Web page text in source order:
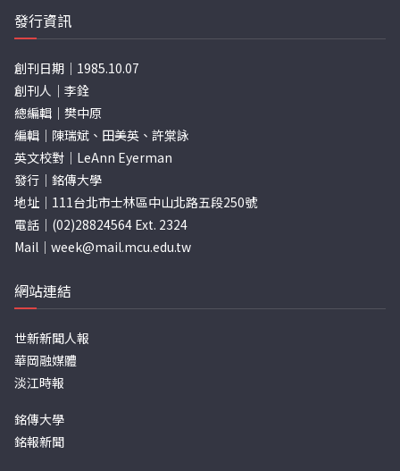
發行資訊
創刊日期｜1985.10.07
創刊人｜李銓
總編輯｜樊中原
編輯｜陳瑞斌、田美英、許棠詠
英文校對｜LeAnn Eyerman
發行｜銘傳大學
地址｜111台北市士林區中山北路五段250號
電話｜(02)28824564 Ext. 2324
Mail｜ week@mail.mcu.edu.tw
網站連結
世新新聞人報
華岡融媒體
淡江時報
銘傳大學
銘報新聞